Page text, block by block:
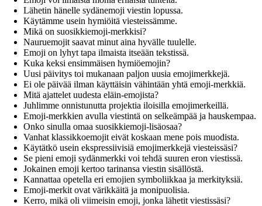
Lähetin hänelle sydänemoji viestin lopussa.
Käytämme usein hymiöitä viesteissämme.
Mikä on suosikkiemoji-merkkisi?
Nauruemojit saavat minut aina hyvälle tuulelle.
Emoji on lyhyt tapa ilmaista itseään tekstissä.
Kuka keksi ensimmäisen hymiöemojin?
Uusi päivitys toi mukanaan paljon uusia emojimerkkejä.
Ei ole päivää ilman käyttäisin vähintään yhtä emoji-merkkiä.
Mitä ajattelet uudesta eläin-emojista?
Juhlimme onnistunutta projektia iloisilla emojimerkeillä.
Emoji-merkkien avulla viestintä on selkeämpää ja hauskempaa.
Onko sinulla omaa suosikkiemoji-lisäosaa?
Vanhat klassikkoemojit eivät koskaan mene pois muodista.
Käytätkö usein ekspressiivisiä emojimerkkejä viesteissäsi?
Se pieni emoji sydänmerkki voi tehdä suuren eron viestissä.
Jokainen emoji kertoo tarinansa viestin sisällöstä.
Kannattaa opetella eri emojien symboliikkaa ja merkityksiä.
Emoji-merkit ovat värikkäitä ja monipuolisia.
Kerro, mikä oli viimeisin emoji, jonka lähetit viestissäsi?